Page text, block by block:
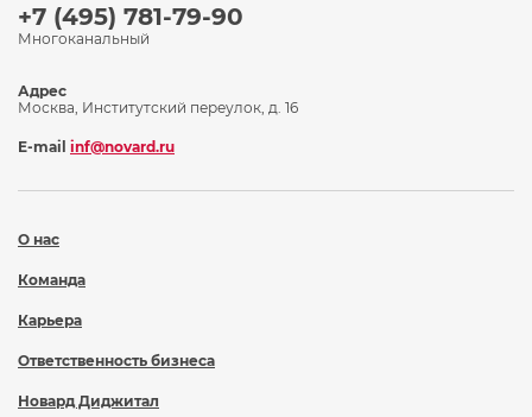
+7 (495) 781-79-90
Многоканальный
О нас
Команда
Карьера
Ответственность бизнеса
Новард Диджитал
Адрес
Москва, Институтский переулок, д. 16
E-mail inf@novard.ru